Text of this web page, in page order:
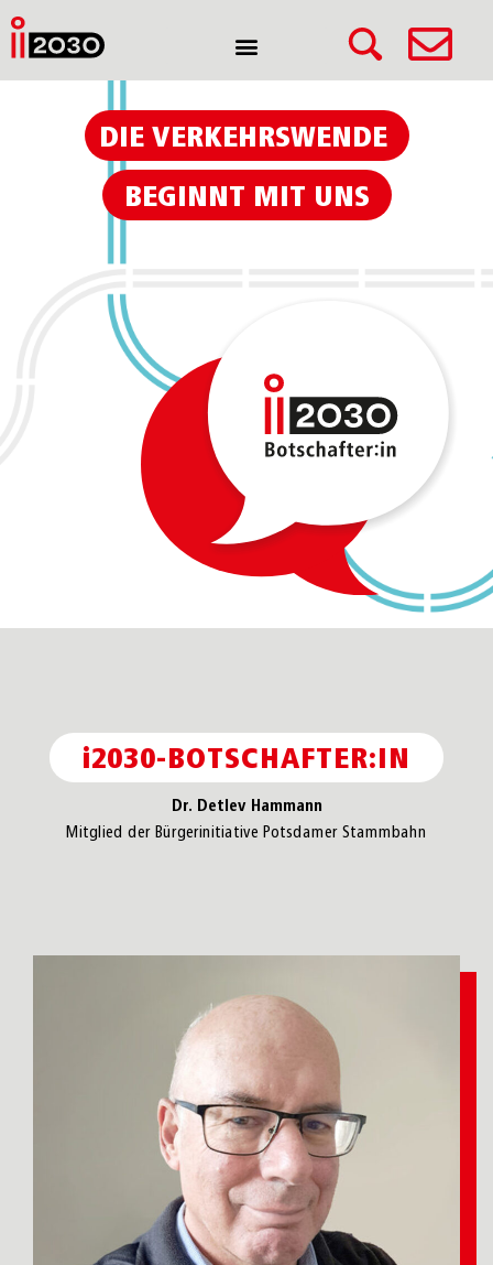
DIE VERKEHRSWENDE
BEGINNT MIT UNS
i2030-BOTSCHAFTER:IN
Dr. Detlev Hammann
Mitglied der Bürgerinitiative Potsdamer Stammbahn